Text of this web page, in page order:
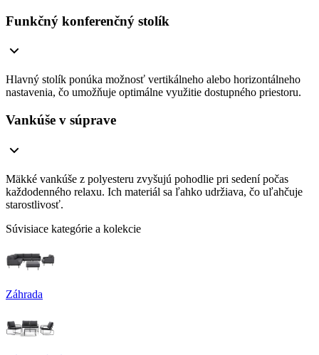
Funkčný konferenčný stolík
Hlavný stolík ponúka možnosť vertikálneho alebo horizontálneho
nastavenia, čo umožňuje optimálne využitie dostupného priestoru.
Vankúše v súprave
Mäkké vankúše z polyesteru zvyšujú pohodlie pri sedení počas
každodenného relaxu. Ich materiál sa ľahko udržiava, čo uľahčuje
starostlivosť.
Súvisiace kategórie a kolekcie
Záhrada